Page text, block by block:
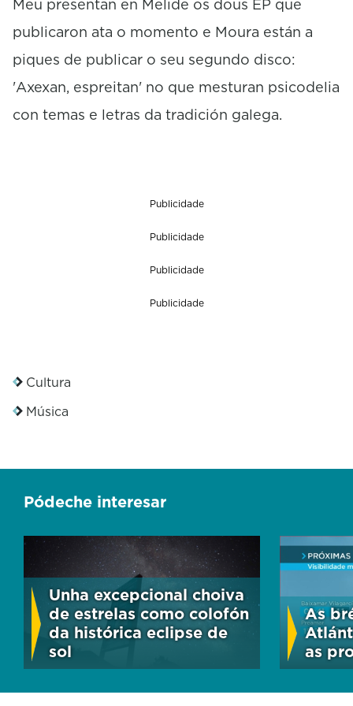
d
Meu presentan en Melide os dous EP que
publicaron ata o momento e Moura están a
piques de publicar o seu segundo disco:
'Axexan, espreitan' no que mesturan psicodelia
con temas e letras da tradición galega.
Publicidade
Publicidade
Publicidade
Publicidade
Cultura
Música
Pódeche interesar
Unha excepcional choiva
de estrelas como colofón
da histórica eclipse de
sol
As
as